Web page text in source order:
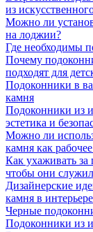
из
Можно ли
на лоджии?
Где необходимы
Почему
подходят для
Подоконники в
камня
Подоконники из
эстетика и
Можно ли
камня как
Как ухаживать за
чтобы они
Дизайнерские
камня в интерьере
Черные
Подоконники из